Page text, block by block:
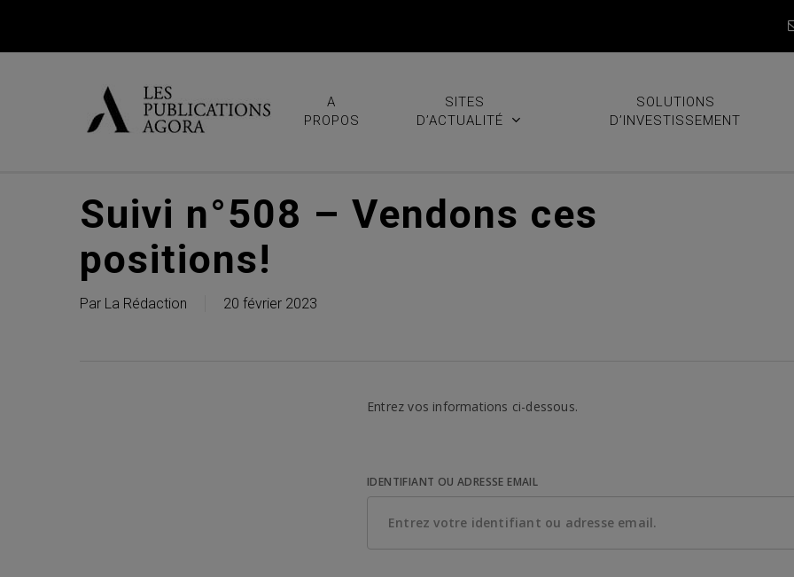
A
PROPOS
SITES
D’ACTUALITÉ
SOLUTIONS
D’INVESTISSEMENT
Suivi n°508 – Vendons ces
positions!
Par La Rédaction 20 février 2023
Entrez vos informations ci-dessous.
IDENTIFIANT OU ADRESSE EMAIL